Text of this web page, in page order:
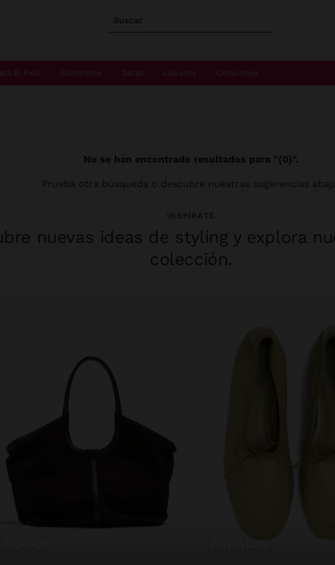
Buscar
El Pelo Sombreros Gafas Llaveros Cinturones
No se han encontrado resultados para "{0}".
Prueba otra búsqueda o descubre nuestras sugerencias
INSPÍRATE
nuevas ideas de styling y explora
colección.